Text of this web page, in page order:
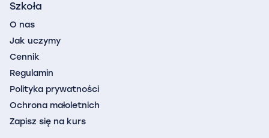
Szkoła
O nas
Jak uczymy
Cennik
Regulamin
Polityka prywatności
Ochrona małoletnich
Zapisz się na kurs